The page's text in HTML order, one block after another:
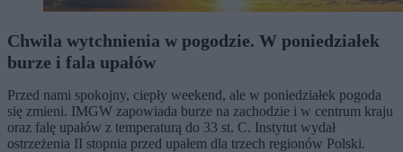
Chwila wytchnienia w pogodzie. W poniedziałek
burze i fala upałów
Przed nami spokojny, ciepły weekend, ale w poniedziałek pogoda
się zmieni. IMGW zapowiada burze na zachodzie i w centrum kraju
oraz falę upałów z temperaturą do 33 st. C. Instytut wydał
ostrzeżenia II stopnia przed upałem dla trzech regionów Polski.